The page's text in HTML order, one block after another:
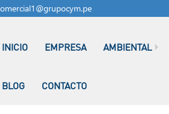
INICIO EMPRESA AMBIENTAL
BLOG CONTACTO